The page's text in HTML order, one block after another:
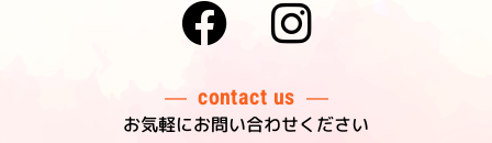
contact us
お気軽にお問い合わせください